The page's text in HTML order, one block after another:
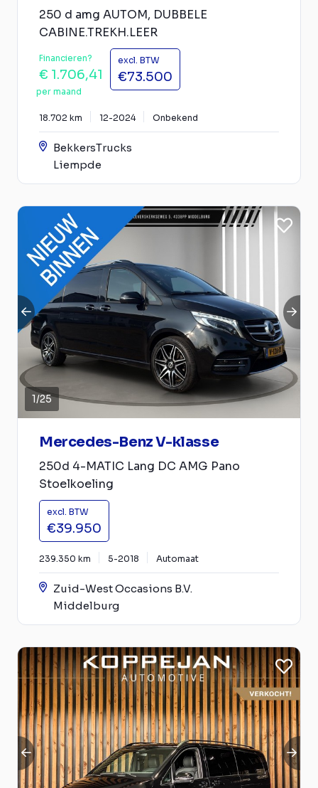
250 d amg AUTOM, DUBBELE
CABINE.TREKH.LEER
Financieren?
€ 1.706,41
per maand
excl. BTW
€73.500
18.702 km 12-2024 Onbekend
BekkersTrucks
Liempde
1/25
Mercedes-Benz V-klasse
250d 4-MATIC Lang DC AMG Pano
Stoelkoeling
excl. BTW
€39.950
239.350 km 5-2018 Automaat
Zuid-West Occasions B.V.
Middelburg